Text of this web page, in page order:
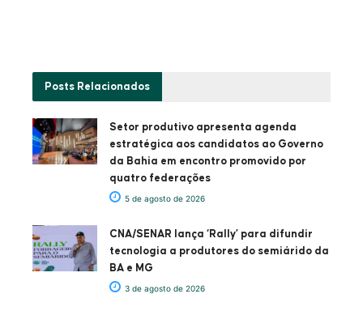
Posts Relacionados
Setor produtivo apresenta agenda
estratégica aos candidatos ao Governo
da Bahia em encontro promovido por
quatro federações
5 de agosto de 2026
CNA/SENAR lança ‘Rally’ para difundir
tecnologia a produtores do semiárido da
BA e MG
3 de agosto de 2026